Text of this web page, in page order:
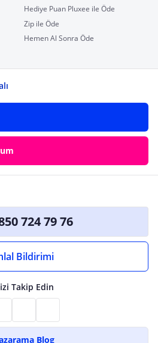
Hediye Puan Pluxee ile Öde
Zip ile Öde
Hemen Al Sonra Öde
724 79 76
Bildirimi
Takip Edin
Blog